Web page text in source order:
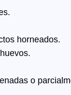
horneados.
o